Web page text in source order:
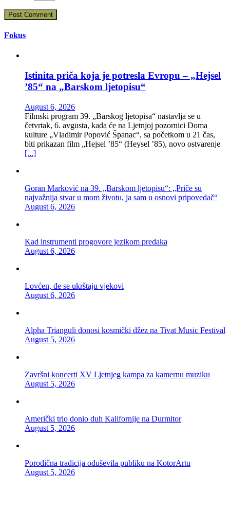
Fokus
Istinita priča koja je potresla Evropu – „Hejsel
’85“ na „Barskom ljetopisu“
August 6, 2026
Filmski program 39. „Barskog ljetopisa“ nastavlja se u
četvrtak, 6. avgusta, kada će na Ljetnjoj pozornici Doma
kulture „Vladimir Popović Španac“, sa početkom u 21 čas,
biti prikazan film „Hejsel ’85“ (Heysel ’85), novo ostvarenje
[...]
Goran Marković na 39. „Barskom ljetopisu“: „Priče su
najvažnija stvar u mom životu, ja sam u osnovi pripovedač“
August 6, 2026
Kad instrumenti progovore jezikom predaka
August 6, 2026
Lovćen, đe se ukrštaju vjekovi
August 6, 2026
Alpha Trianguli donosi kosmički džez na Tivat Music Festival
August 5, 2026
Završni koncerti XV Ljetnjeg kampa za kamernu muziku
August 5, 2026
Američki trio donio duh Kalifornije na Durmitor
August 5, 2026
Porodična tradicija oduševila publiku na KotorArtu
August 5, 2026